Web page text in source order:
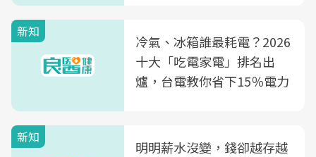
新知
冷氣、冰箱誰最耗電？2026
十大「吃電家電」排名出
爐，台電教你省下15％電力
新知
明明薪水沒變，錢卻越存越